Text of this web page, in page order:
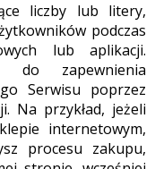
liczby lub litery,
podczas
lub aplikacji.
do zapewnienia
Serwisu poprzez
Na przykład, jeżeli
internetowym,
procesu zakupu,